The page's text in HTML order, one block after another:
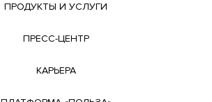
ПРОДУКТЫ И УСЛУГИ
ПРЕСС-ЦЕНТР
КАРЬЕРА